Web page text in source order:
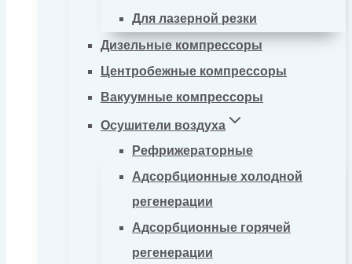
Для лазерной резки
Дизельные компрессоры
Центробежные компрессоры
Вакуумные компрессоры
Осушители воздуха
Рефрижераторные
Адсорбционные холодной
регенерации
Адсорбционные горячей
регенерации